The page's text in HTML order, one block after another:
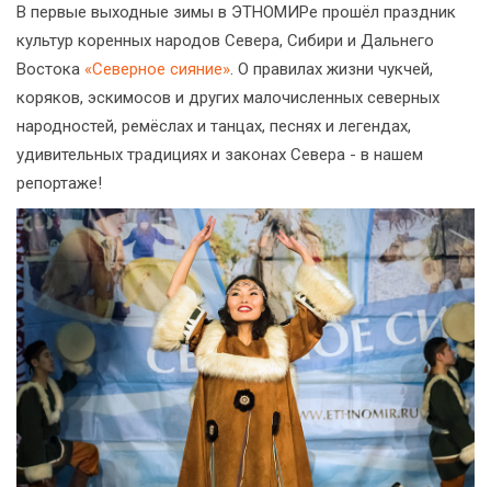
В первые выходные зимы в ЭТНОМИРе прошёл праздник
культур коренных народов Севера, Сибири и Дальнего
Востока «Северное сияние». О правилах жизни чукчей,
коряков, эскимосов и других малочисленных северных
народностей, ремёслах и танцах, песнях и легендах,
удивительных традициях и законах Севера - в нашем
репортаже!